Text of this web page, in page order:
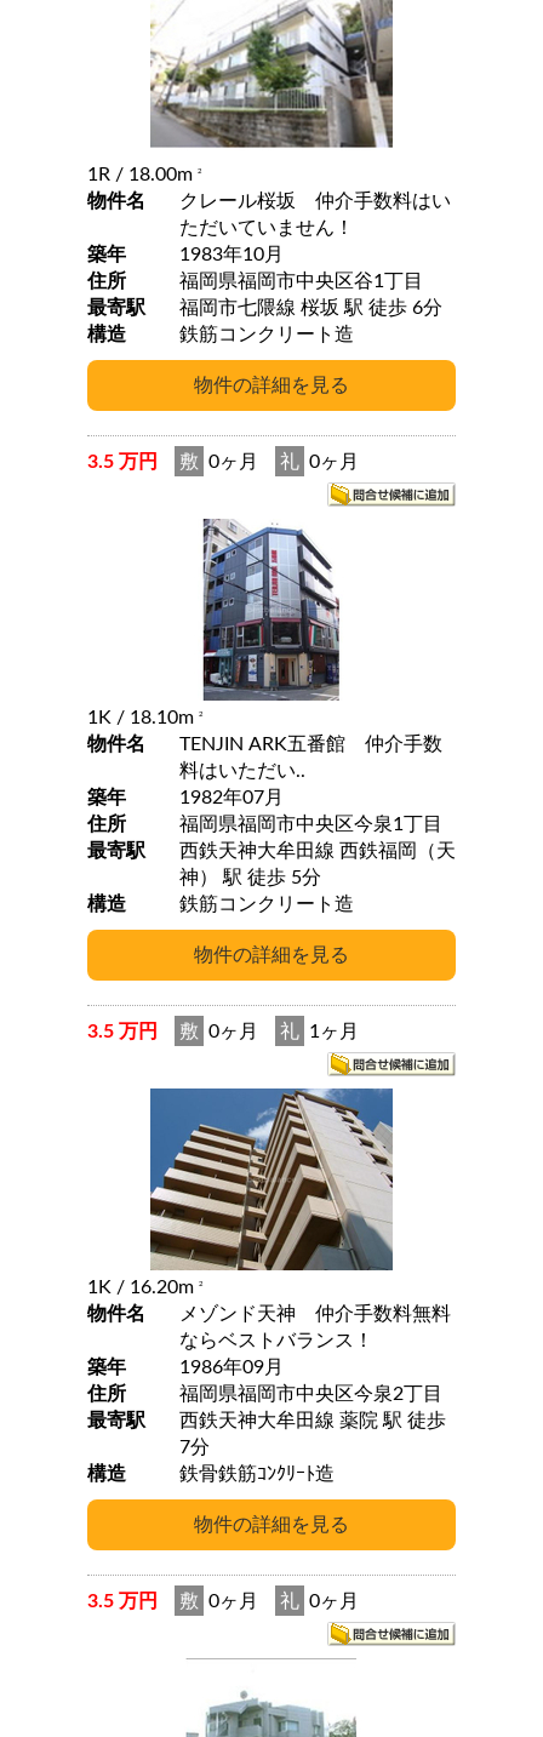
1R / 18.00m 2
物件名
クレール桜坂 仲介手数料はい
ただいていません！
築年
1983年10月
住所
福岡県福岡市中央区谷1丁目
最寄駅
福岡市七隈線 桜坂 駅 徒歩 6分
構造
鉄筋コンクリート造
3.5 万円 敷 0ヶ月 礼 0ヶ月
1K / 18.10m 2
物件名
TENJIN ARK五番館 仲介手数
料はいただい..
築年
1982年07月
住所
福岡県福岡市中央区今泉1丁目
最寄駅
西鉄天神大牟田線 西鉄福岡（天
神） 駅 徒歩 5分
構造
鉄筋コンクリート造
3.5 万円 敷 0ヶ月 礼 1ヶ月
1K / 16.20m 2
物件名
メゾンド天神 仲介手数料無料
ならベストバランス！
築年
1986年09月
住所
福岡県福岡市中央区今泉2丁目
最寄駅
西鉄天神大牟田線 薬院 駅 徒歩
7分
構造
鉄骨鉄筋ｺﾝｸﾘｰﾄ造
3.5 万円 敷 0ヶ月 礼 0ヶ月